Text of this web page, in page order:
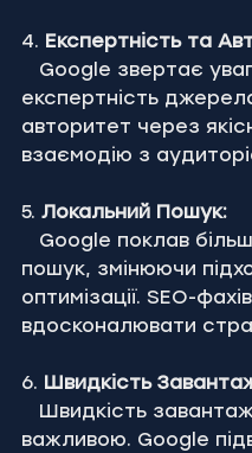
4. Експертність та
експертність
авторитет через
взаємодію з
5. Локальний Пошук:
пошук, змінюючи
оптимізації. SEO-
вдосконалювати
6. Швидкість
важливою. Google